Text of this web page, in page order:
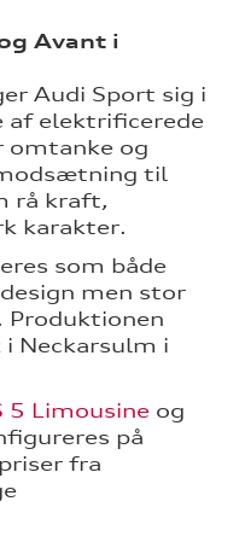
Avant i
Audi Sport sig i
af elektrificerede
omtanke og
til
rå kraft,
karakter.
som både
men stor
Produktionen
Neckarsulm i
5 Limousine og
på
fra